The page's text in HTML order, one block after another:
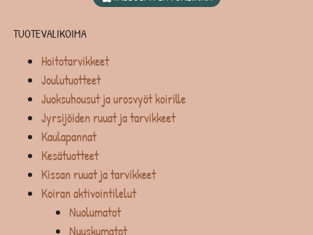
TUOTEVALIKOIMA
Hoitotarvikkeet
Joulutuotteet
Juoksuhousut ja urosvyöt koirille
Jyrsijöiden ruuat ja tarvikkeet
Kaulapannat
Kesätuotteet
Kissan ruuat ja tarvikkeet
Koiran aktivointilelut
Nuolumatot
Nuuskumatot